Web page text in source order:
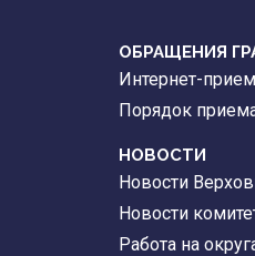
ОБРАЩЕНИЯ
Интернет-
Порядок
НОВОСТИ
Новости
Новости
Работа на